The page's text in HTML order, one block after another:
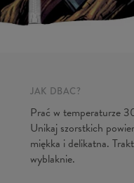
JAK DBAĆ?
Prać w temperaturze
Unikaj szorstkich
miękka i delikatna.
wyblaknie.